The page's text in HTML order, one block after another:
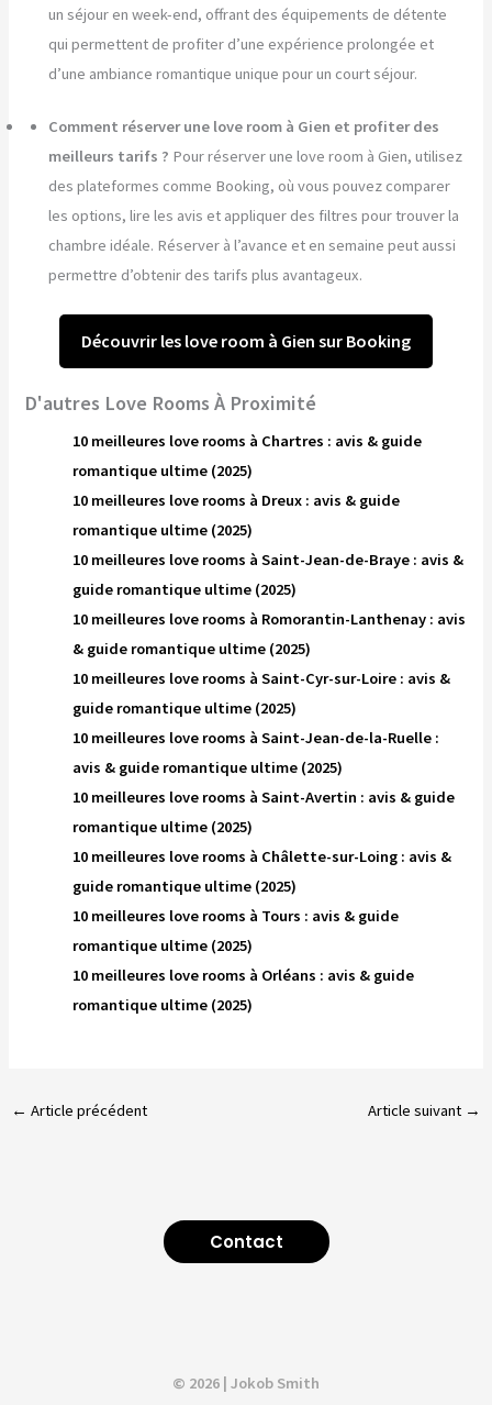
un séjour en week-end, offrant des équipements de détente
qui permettent de profiter d’une expérience prolongée et
d’une ambiance romantique unique pour un court séjour.
Comment réserver une love room à Gien et profiter des
meilleurs tarifs ? Pour réserver une love room à Gien, utilisez
des plateformes comme Booking, où vous pouvez comparer
les options, lire les avis et appliquer des filtres pour trouver la
chambre idéale. Réserver à l’avance et en semaine peut aussi
permettre d’obtenir des tarifs plus avantageux.
Découvrir les love room à Gien sur Booking
D'autres Love Rooms À Proximité
10 meilleures love rooms à Chartres : avis & guide
romantique ultime (2025)
10 meilleures love rooms à Dreux : avis & guide
romantique ultime (2025)
10 meilleures love rooms à Saint-Jean-de-Braye : avis &
guide romantique ultime (2025)
10 meilleures love rooms à Romorantin-Lanthenay : avis
& guide romantique ultime (2025)
10 meilleures love rooms à Saint-Cyr-sur-Loire : avis &
guide romantique ultime (2025)
10 meilleures love rooms à Saint-Jean-de-la-Ruelle :
avis & guide romantique ultime (2025)
10 meilleures love rooms à Saint-Avertin : avis & guide
romantique ultime (2025)
10 meilleures love rooms à Châlette-sur-Loing : avis &
guide romantique ultime (2025)
10 meilleures love rooms à Tours : avis & guide
romantique ultime (2025)
10 meilleures love rooms à Orléans : avis & guide
romantique ultime (2025)
← Article précédent Article suivant →
Contact
© 2026 | Jokob Smith